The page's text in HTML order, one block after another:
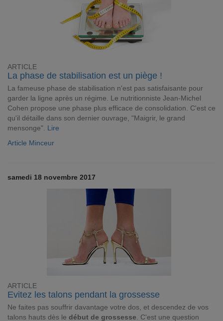
ARTICLE
La phase de stabilisation est un piège !
La fameuse phase de stabilisation n'est pas satisfaisante pour
garder la ligne après un régime. Le nutritionniste Jean-Michel
Cohen propose une phase plus efficace de consolidation. C'est ce
qu'il détaille dans son dernier ouvrage, "Maigrir, le grand
mensonge". Lire
Article Minceur
samedi 18 novembre 2017
ARTICLE
Evitez les talons pendant la grossesse
Ne faites pas souffrir davantage votre dos, et descendez de vos
talons hauts dès le début de grossesse . C'est une question